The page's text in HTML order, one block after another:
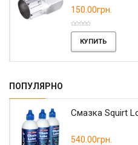
150.00грн.
КУПИТЬ
ПОПУЛЯРНО
Смазка Squirt
540.00грн.